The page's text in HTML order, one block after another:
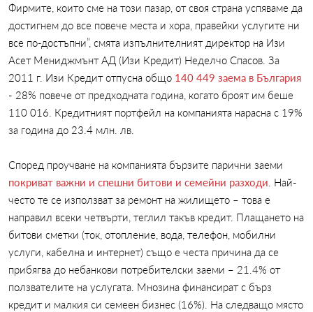
Фирмите, които сме на този пазар, от своя страна успяваме да
достигнем до все повече места и хора, правейки услугите ни
все по-достъпни”, смята изпълнителният директор на Изи
Асет Мениджмънт АД (Изи Кредит) Неделчо Спасов. За
2011 г. Изи Кредит отпусна общо 140 449 заема в България
- 28% повече от предходната година, когато броят им беше
110 016. Кредитният портфейл на компанията нарасна с 19%
за година до 23.4 млн. лв.
Според проучване на компанията бързите парични заеми
покриват важни и спешни битови и семейни разходи. Най-
често те се използват за ремонт на жилището – това е
направил всеки четвърти, теглил такъв кредит. Плащането на
битови сметки (ток, отопление, вода, телефон, мобилни
услуги, кабелна и интернет) също е честа причина да се
прибягва до небанкови потребителски заеми – 21.4% от
ползвателите на услугата. Мнозина финансират с бърз
кредит и малкия си семеен бизнес (16%). На следващо място